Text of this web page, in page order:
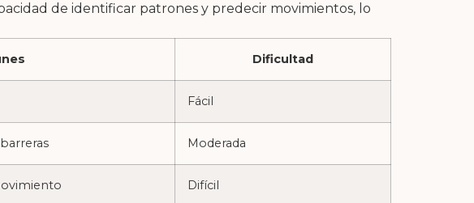
de identificar patrones y predecir movimientos, lo
Dificultad
Fácil
Moderada
Difícil